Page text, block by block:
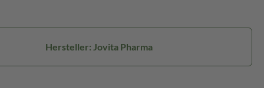
Hersteller: Jovita Pharma